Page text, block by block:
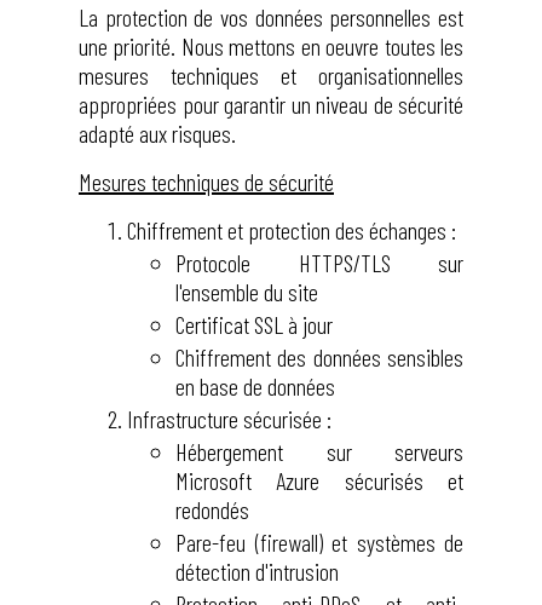
La protection de vos données personnelles est
une priorité. Nous mettons en oeuvre toutes les
mesures techniques et organisationnelles
appropriées pour garantir un niveau de sécurité
adapté aux risques.
Mesures techniques de sécurité
Chiffrement et protection des échanges :
Protocole HTTPS/TLS sur
l'ensemble du site
Certificat SSL à jour
Chiffrement des données sensibles
en base de données
Infrastructure sécurisée :
Hébergement sur serveurs
Microsoft Azure sécurisés et
redondés
Pare-feu (firewall) et systèmes de
détection d'intrusion